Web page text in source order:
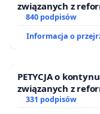
związanych z
840 podpisów
Informacja o
PETYCJA o
związanych z
331 podpisów